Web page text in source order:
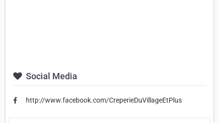
Social Media
http://www.facebook.com/CreperieDuVillageEtPlus